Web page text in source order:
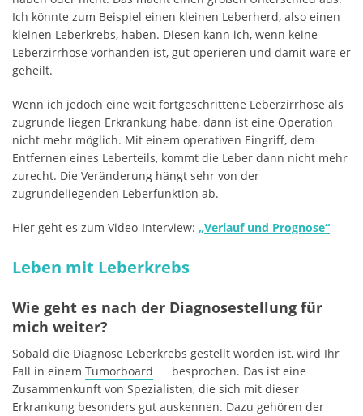
Ich könnte zum Beispiel einen kleinen Leberherd, also einen
kleinen Leberkrebs, haben. Diesen kann ich, wenn keine
Leberzirrhose vorhanden ist, gut operieren und damit wäre er
geheilt.
Wenn ich jedoch eine weit fortgeschrittene Leberzirrhose als
zugrunde liegen Erkrankung habe, dann ist eine Operation
nicht mehr möglich. Mit einem operativen Eingriff, dem
Entfernen eines Leberteils, kommt die Leber dann nicht mehr
zurecht. Die Veränderung hängt sehr von der
zugrundeliegenden Leberfunktion ab.
Hier geht es zum Video-Interview: „Verlauf und Prognose“
Leben mit Leberkrebs
Wie geht es nach der Diagnosestellung für
mich weiter?
Sobald die Diagnose Leberkrebs gestellt worden ist, wird Ihr
Fall in einem Tumorboard
besprochen. Das ist eine
Zusammenkunft von Spezialisten, die sich mit dieser
Erkrankung besonders gut auskennen. Dazu gehören der